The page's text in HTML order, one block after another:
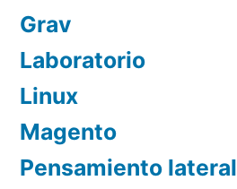
Grav
Laboratorio
Linux
Magento
Pensamiento lateral